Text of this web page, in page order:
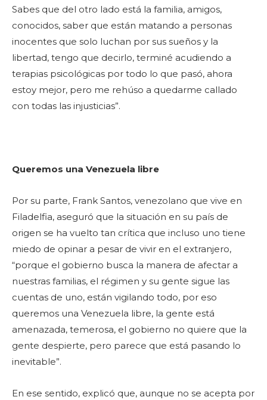
Sabes que del otro lado está la familia, amigos,
conocidos, saber que están matando a personas
inocentes que solo luchan por sus sueños y la
libertad, tengo que decirlo, terminé acudiendo a
terapias psicológicas por todo lo que pasó, ahora
estoy mejor, pero me rehúso a quedarme callado
con todas las injusticias”.
Queremos una Venezuela libre
Por su parte, Frank Santos, venezolano que vive en
Filadelfia, aseguró que la situación en su país de
origen se ha vuelto tan crítica que incluso uno tiene
miedo de opinar a pesar de vivir en el extranjero,
“porque el gobierno busca la manera de afectar a
nuestras familias, el régimen y su gente sigue las
cuentas de uno, están vigilando todo, por eso
queremos una Venezuela libre, la gente está
amenazada, temerosa, el gobierno no quiere que la
gente despierte, pero parece que está pasando lo
inevitable”.
En ese sentido, explicó que, aunque no se acepta por